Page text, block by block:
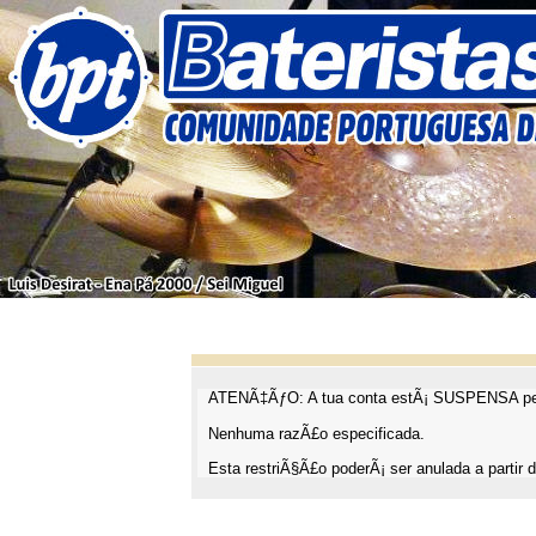
ATENÃ‡ÃƒO: A tua conta estÃ¡ SUSPENSA
Nenhuma razÃ£o especificada.
Esta restriÃ§Ã£o poderÃ¡ ser anulada a partir